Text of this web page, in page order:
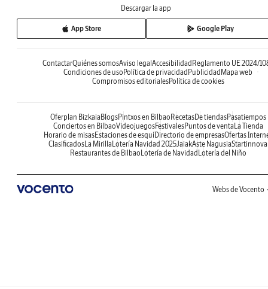
Descargar la app
App Store Google Play
ContactarQuiénes somosAviso legal Accesibilidad Reglamento UE 2024/
Condiciones de uso Política de privacidad Publicidad Mapa web
Compromisos editorialesPolítica de cookies
Oferplan Bizkaia BlogsPintxos en Bilbao RecetasDe tiendasPasatiempos
Conciertos en BilbaoVideojuegosFestivalesPuntos de venta La Tienda
Horario de misasEstaciones de esquíDirectorio de empresasOfertas
Clasificados La Mirilla Lotería Navidad 2025JaiakAste NagusiaStartinnova
Restaurantes de Bilbao Lotería de Navidad Lotería del Niño
Webs de Vocento